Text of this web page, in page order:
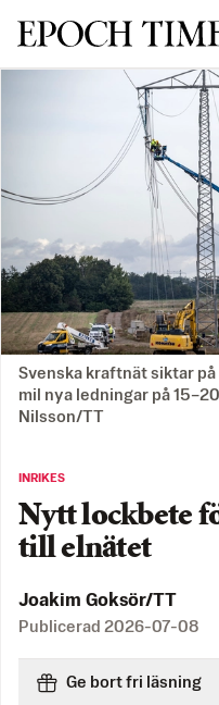
Svenska Epoch
Svenska kraftnät siktar
mil nya ledningar på
Nilsson/TT
INRIKES
Nytt lockbete
till elnätet
Joakim Goksör/TT
Publicerad 2026-07-08
Ge bort fri läsning